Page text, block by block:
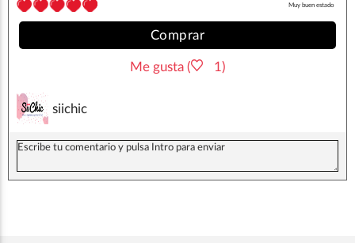
Muy buen estado
Comprar
Me gusta ( 1)
siichic